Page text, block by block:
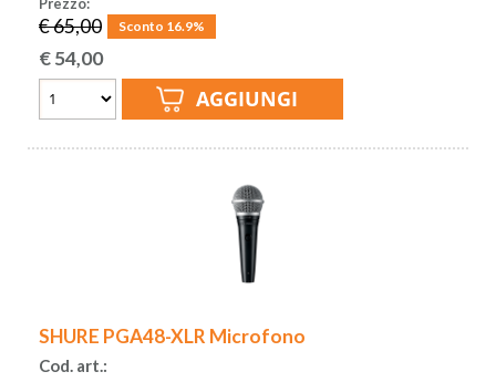
€ 65,00 Sconto 16.9%
€54,00
SHURE PGA48-XLR Microfono
Cod. art.: